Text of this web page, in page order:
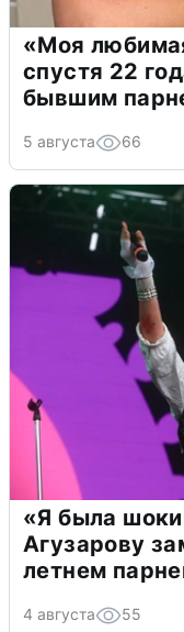
«Моя
спустя 22
бывшим
5 августа 66
«Я была
Агузарову
летнем
4 августа 55